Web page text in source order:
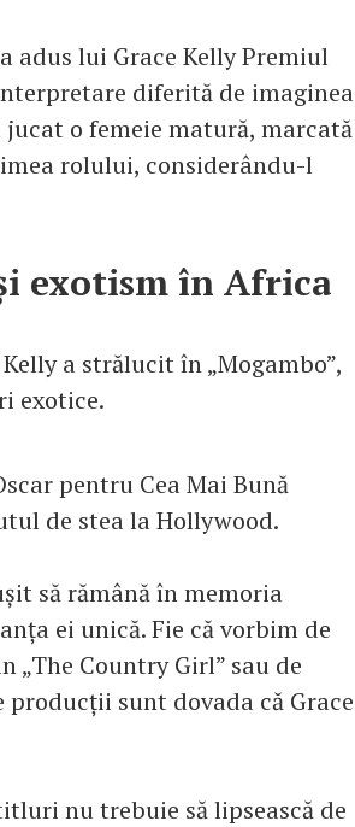
adus lui Grace Kelly Premiul
diferită de imaginea
o femeie matură, marcată
rolului, considerându-l
exotism în Africa
a strălucit în „Mogambo”,
exotice.
pentru Cea Mai Bună
de stea la Hollywood.
să rămână în memoria
ei unică. Fie că vorbim de
Country Girl” sau de
sunt dovada că Grace
nu trebuie să lipsească de